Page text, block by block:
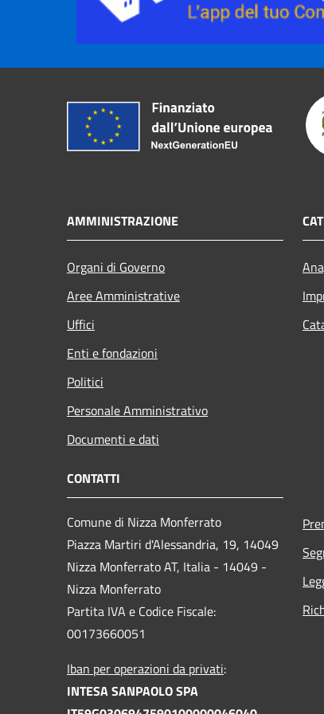
AMMINISTRAZIONE
Organi di Governo
Aree Amministrative
Uffici
Enti e fondazioni
Politici
Personale Amministrativo
Documenti e dati
CONTATTI
Comune di Nizza Monferrato
Piazza Martiri d'Alessandria, 19, 14049
Nizza Monferrato AT, Italia - 14049 -
Nizza Monferrato
Partita IVA e Codice Fiscale:
00173660051
Iban per operazioni da privati:
INTESA SANPAOLO SPA